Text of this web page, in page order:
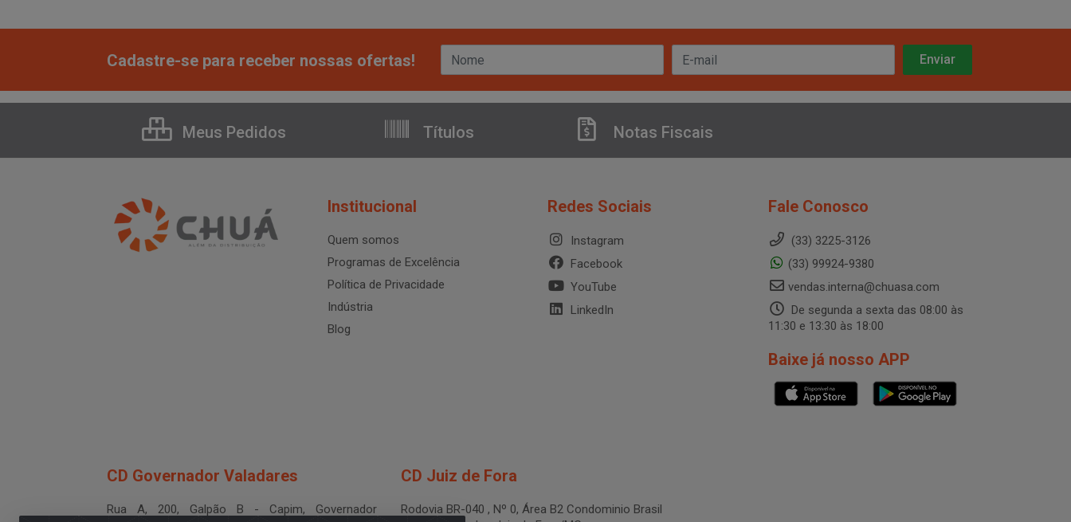
Cadastre-se para receber nossas ofertas!
Meus Pedidos Títulos Notas Fiscais
Institucional
Quem somos
Programas de Excelência
Política de Privacidade
Indústria
Blog
Redes Sociais
Instagram
Facebook
YouTube
LinkedIn
Fale Conosco
(33) 3225-3126
(33) 99924-9380
vendas.interna@chuasa.com
De segunda a sexta das 08:00 às
11:30 e 13:30 às 18:00
Baixe já nosso APP
CD Governador Valadares
Rua A, 200, Galpão B - Capim, Governador
CD Juiz de Fora
Rodovia BR-040 , Nº 0, Área B2 Condominio Brasil